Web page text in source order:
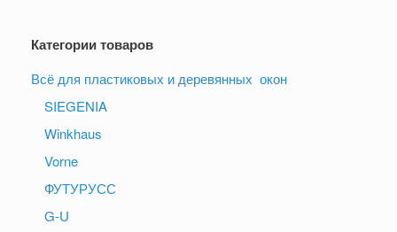
Категории товаров
Всё для пластиковых и деревянных окон
SIEGENIA
Winkhaus
Vorne
ФУТУРУСС
G-U